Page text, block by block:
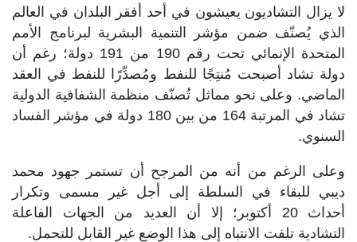
لا يزال التشاديون يعيشون في أحد أفقر البلدان في العالم
الذي يُصنّف ضمن مؤشر التنمية البشرية لبرنامج الأمم
المتحدة الإنمائي تحت رقم 190 من 191 دولة؛ رغم أن
دولة تشاد أصبحت مُنتِجًا للنفط ومُصدِّرًا للنفط في العقد
الماضي. وعلى نحو مماثل تُصنّف منظمة الشفافية الدولية
تشاد في المرتبة 164 من بين 180 دولة في مؤشر الفساد
السنوي.
وعلى الرغم من أنه من المرجح أن تستمر جهود محمد
ديبي للبقاء في السلطة إلى أجل غير مسمى وتكرار
أحداث 20 أكتوبر؛ إلا أن العديد من الجهات الفاعلة
التشادية تلفت الانتباه إلى هذا الوضع غير القابل للتحمل.